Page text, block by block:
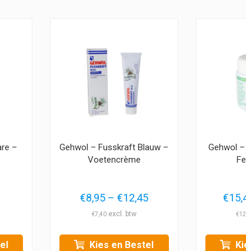
–
Gehwol – Fusskraft Blauw –
Voetencrème
€8,95 – €12,45Prijsklasse:
€12,45
€7,40
Kies en Bestel
Gehwol
€
€